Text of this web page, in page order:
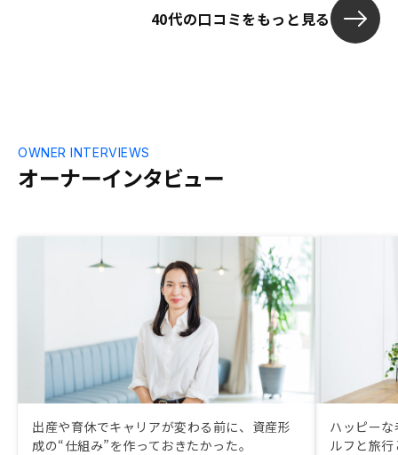
40代の口コミをもっと見る
オーナーインタビュー
OWNER INTERVIEWS
出産や育休でキャリアが変わる前に、資産形
成の“仕組み”を作っておきたかった。
ハッピー
ルフと旅